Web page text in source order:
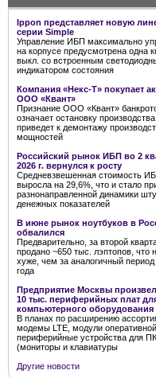
Ippon представляет новую
серии Simple
Управление ИБП максимально
на корпусе предусмотрена одна
выкл. со встроенным
индикатором состояния
Компания «Некс-Т» покупает
ООО «Квант»
Признание ООО «Квант»
означает остановку
приведет к демонтажу
мощностей
Российский рынок ИБП во 2
2026 г. вернулся к росту
Средневзвешенная стоимость
выросла на 29,6%, что и стало
разнонаправленной динамики
денежных показателей
В июне рынок ноутбуков в
обвалился
Предварительно, за второй
продано ~650 тыс. лэптопов, что
хуже, чем за аналогичный
года
Предприятие Москвы
10 тыс. периферийных плат
компьютерного оборудования
В планах по расширению
модемы LTE, модули
периферийные устройства для ПК
(мониторы и клавиатуры
Другие новости